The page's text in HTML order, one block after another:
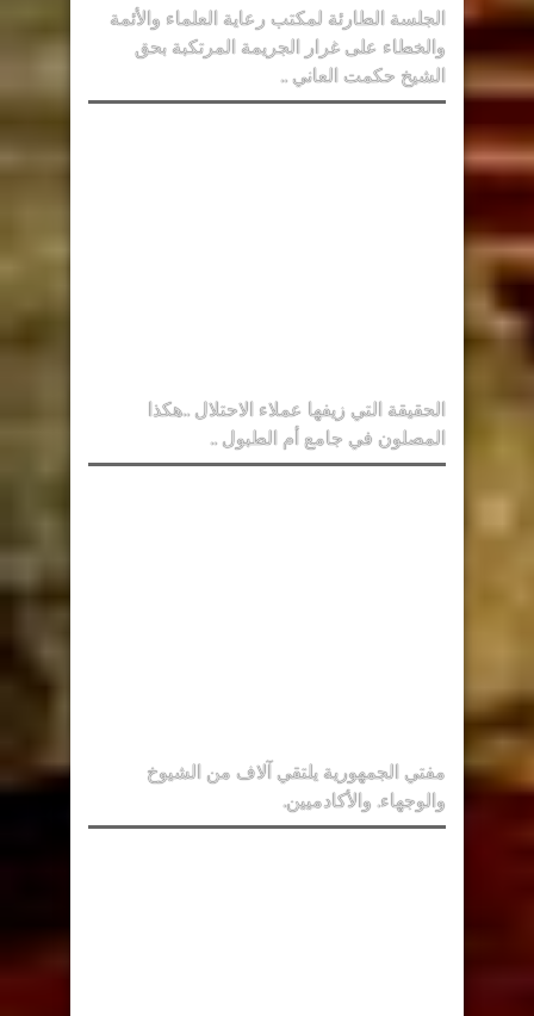
الجلسة الطارئة لمكتب رعاية العلماء والأئمة
والخطاء على غرار الجريمة المرتكبة بحق
الشيخ حكمت العاني ..
الحقيقة التي زيفها عملاء الاحتلال ..هكذا
المصلون في جامع أم الطبول ..
مفتي الجمهورية يلتقي آلاف من الشيوخ
والوجهاء. والأكادميين.